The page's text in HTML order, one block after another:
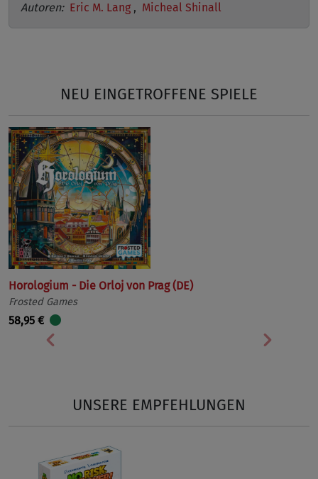
Autoren: Eric M. Lang , Micheal Shinall
NEU EINGETROFFENE SPIELE
Horologium - Die Orloj von Prag (DE)
Frosted Games
58,95 €
Vorherige
UNSERE EMPFEHLUNGEN